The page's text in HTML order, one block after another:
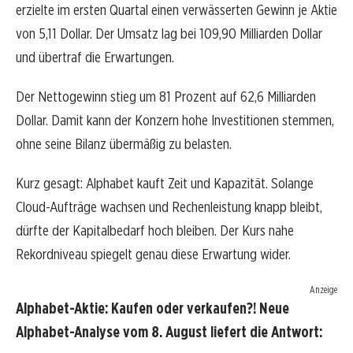
erzielte im ersten Quartal einen verwässerten Gewinn je Aktie
von 5,11 Dollar. Der Umsatz lag bei 109,90 Milliarden Dollar
und übertraf die Erwartungen.
Der Nettogewinn stieg um 81 Prozent auf 62,6 Milliarden
Dollar. Damit kann der Konzern hohe Investitionen stemmen,
ohne seine Bilanz übermäßig zu belasten.
Kurz gesagt: Alphabet kauft Zeit und Kapazität. Solange
Cloud-Aufträge wachsen und Rechenleistung knapp bleibt,
dürfte der Kapitalbedarf hoch bleiben. Der Kurs nahe
Rekordniveau spiegelt genau diese Erwartung wider.
Anzeige
Alphabet-Aktie: Kaufen oder verkaufen?! Neue
Alphabet-Analyse vom 8. August liefert die Antwort: